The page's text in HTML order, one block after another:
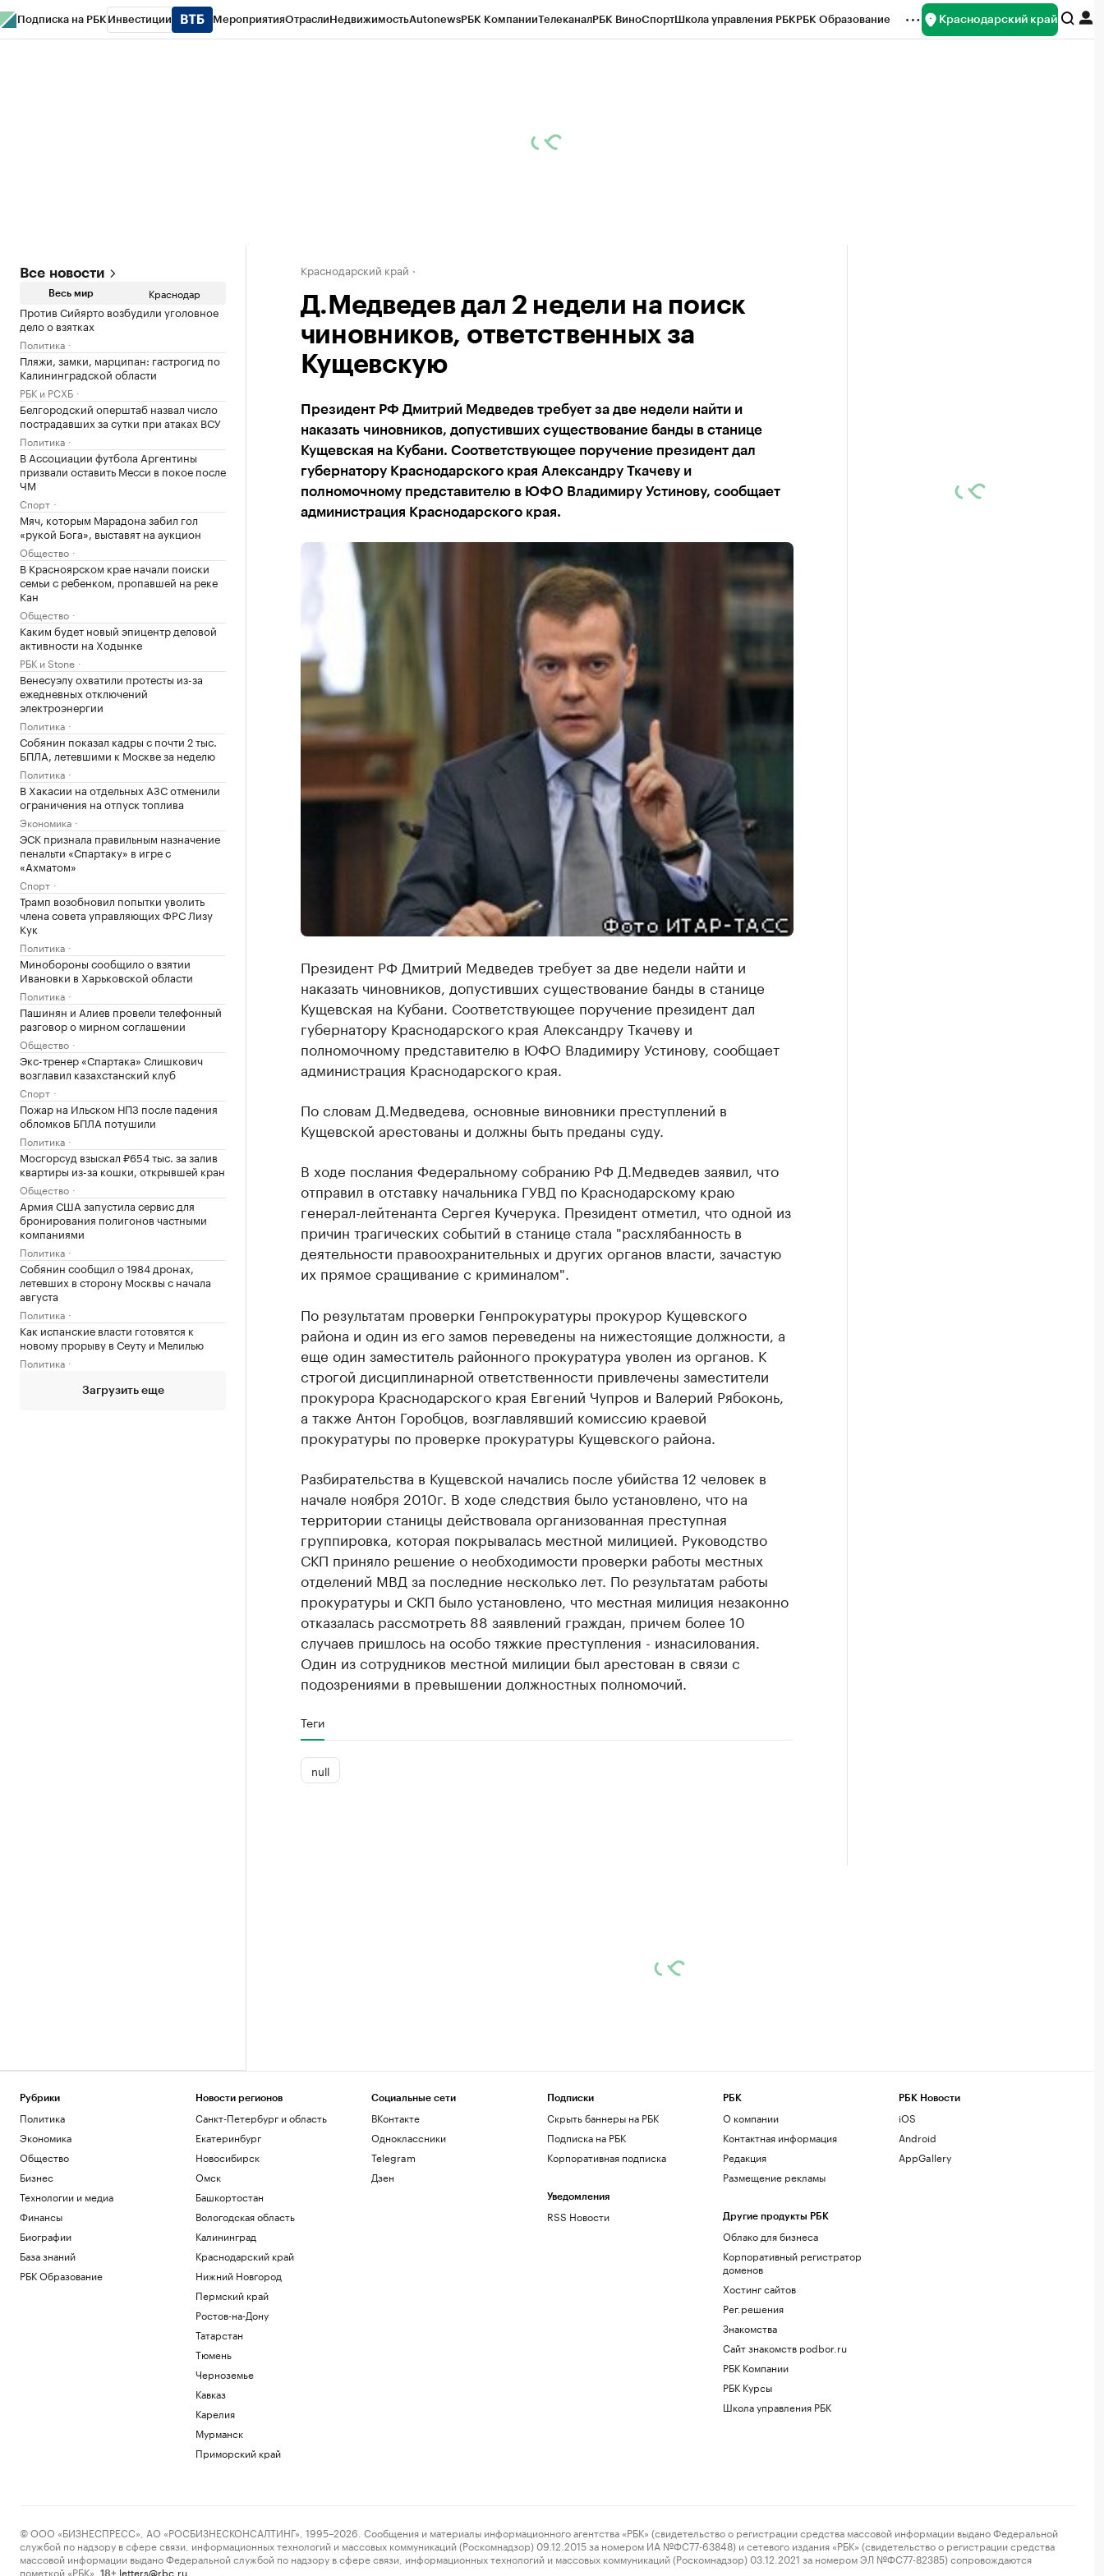
Подписка на РБК Инвестиции МероприятияОтраслиНедвижимостьAutonewsРБК КомпанииТелеканалРБК ВиноСпортШкола управления РБКРБК Образование Краснодарский край
Все новости
Весь мир Краснодар
Против Сийярто возбудили уголовное
дело о взятках
Политика
Пляжи, замки, марципан: гастрогид по
Калининградской области
РБК и РСХБ
Белгородский оперштаб назвал число
пострадавших за сутки при атаках ВСУ
Политика
В Ассоциации футбола Аргентины
призвали оставить Месси в покое после
ЧМ
Спорт
Мяч, которым Марадона забил гол
«рукой Бога», выставят на аукцион
Общество
В Красноярском крае начали поиски
семьи с ребенком, пропавшей на реке
Кан
Общество
Каким будет новый эпицентр деловой
активности на Ходынке
РБК и Stone
Венесуэлу охватили протесты из-за
ежедневных отключений
электроэнергии
Политика
Собянин показал кадры с почти 2 тыс.
БПЛА, летевшими к Москве за неделю
Политика
В Хакасии на отдельных АЗС отменили
ограничения на отпуск топлива
Экономика
ЭСК признала правильным назначение
пенальти «Спартаку» в игре с
«Ахматом»
Спорт
Трамп возобновил попытки уволить
члена совета управляющих ФРС Лизу
Кук
Политика
Минобороны сообщило о взятии
Ивановки в Харьковской области
Политика
Пашинян и Алиев провели телефонный
разговор о мирном соглашении
Общество
Экс-тренер «Спартака» Слишкович
возглавил казахстанский клуб
Спорт
Пожар на Ильском НПЗ после падения
обломков БПЛА потушили
Политика
Мосгорсуд взыскал ₽654 тыс. за залив
квартиры из-за кошки, открывшей кран
Общество
Армия США запустила сервис для
бронирования полигонов частными
компаниями
Политика
Собянин сообщил о 1984 дронах,
летевших в сторону Москвы с начала
августа
Политика
Как испанские власти готовятся к
новому прорыву в Сеуту и Мелилью
Политика
Загрузить еще
Краснодарский край
Д.Медведев дал 2 недели на поиск
чиновников, ответственных за
Кущевскую
Президент РФ Дмитрий Медведев требует за две недели найти и
наказать чиновников, допустивших существование банды в станице
Кущевская на Кубани. Соответствующее поручение президент дал
губернатору Краснодарского края Александру Ткачеву и
полномочному представителю в ЮФО Владимиру Устинову, сообщает
администрация Краснодарского края.
Президент РФ Дмитрий Медведев требует за две недели найти и
наказать чиновников, допустивших существование банды в станице
Кущевская на Кубани. Соответствующее поручение президент дал
губернатору Краснодарского края Александру Ткачеву и
полномочному представителю в ЮФО Владимиру Устинову, сообщает
администрация Краснодарского края.
По словам Д.Медведева, основные виновники преступлений в
Кущевской арестованы и должны быть преданы суду.
В ходе послания Федеральному собранию РФ Д.Медведев заявил, что
отправил в отставку начальника ГУВД по Краснодарскому краю
генерал-лейтенанта Сергея Кучерука. Президент отметил, что одной из
причин трагических событий в станице стала "расхлябанность в
деятельности правоохранительных и других органов власти, зачастую
их прямое сращивание с криминалом".
По результатам проверки Генпрокуратуры прокурор Кущевского
района и один из его замов переведены на нижестоящие должности, а
еще один заместитель районного прокуратура уволен из органов. К
строгой дисциплинарной ответственности привлечены заместители
прокурора Краснодарского края Евгений Чупров и Валерий Рябоконь,
а также Антон Горобцов, возглавлявший комиссию краевой
прокуратуры по проверке прокуратуры Кущевского района.
Разбирательства в Кущевской начались после убийства 12 человек в
начале ноября 2010г. В ходе следствия было установлено, что на
территории станицы действовала организованная преступная
группировка, которая покрывалась местной милицией. Руководство
СКП приняло решение о необходимости проверки работы местных
отделений МВД за последние несколько лет. По результатам работы
прокуратуры и СКП было установлено, что местная милиция незаконно
отказалась рассмотреть 88 заявлений граждан, причем более 10
случаев пришлось на особо тяжкие преступления - изнасилования.
Один из сотрудников местной милиции был арестован в связи с
подозрениями в превышении должностных полномочий.
Теги
null
Рубрики
Политика
Экономика
Общество
Бизнес
Технологии и медиа
Финансы
Биографии
База знаний
РБК Образование
Новости регионов
Санкт-Петербург и область
Екатеринбург
Новосибирск
Омск
Башкортостан
Вологодская область
Калининград
Краснодарский край
Нижний Новгород
Пермский край
Ростов-на-Дону
Татарстан
Тюмень
Черноземье
Кавказ
Карелия
Мурманск
Приморский край
Социальные сети
ВКонтакте
Одноклассники
Telegram
Дзен
Подписки
Скрыть баннеры на РБК
Подписка на РБК
Корпоративная подписка
Уведомления
RSS Новости
РБК
О компании
Контактная информация
Редакция
Размещение рекламы
Другие продукты РБК
Облако для бизнеса
Корпоративный регистратор
доменов
Хостинг сайтов
Рег.решения
Знакомства
Сайт знакомств podbor.ru
РБК Компании
РБК Курсы
Школа управления РБК
РБК Новости
iOS
Android
AppGallery
© ООО «БИЗНЕСПРЕСС», АО «РОСБИЗНЕСКОНСАЛТИНГ», 1995–2026. Сообщения и материалы информационного агентства «РБК» (свидетельство о регистрации средства массовой информации выдано Федеральной
службой по надзору в сфере связи, информационных технологий и массовых коммуникаций (Роскомнадзор) 09.12.2015 за номером ИА №ФС77-63848) и сетевого издания «РБК» (свидетельство о регистрации средства
массовой информации выдано Федеральной службой по надзору в сфере связи, информационных технологий и массовых коммуникаций (Роскомнадзор) 03.12.2021 за номером ЭЛ №ФС77-82385) сопровождаются
пометкой «РБК».
18+ letters@rbc.ru